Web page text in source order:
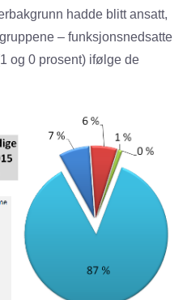
hadde blitt ansatt,
– funksjonsnedsatte
og 0 prosent) ifølge de